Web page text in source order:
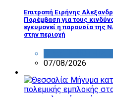
Επιτροπή Ειρήνης
Παρέμβαση για τους
εγκυμονεί η παρουσία της
στην περιοχή
07/08/2026